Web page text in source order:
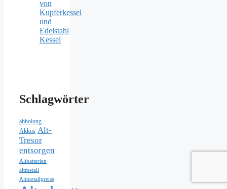
Schlagwörter
abholung
Akkus Alt-
Tresor
entsorgen
Altbatterien
altmetall
Altmetallpreise